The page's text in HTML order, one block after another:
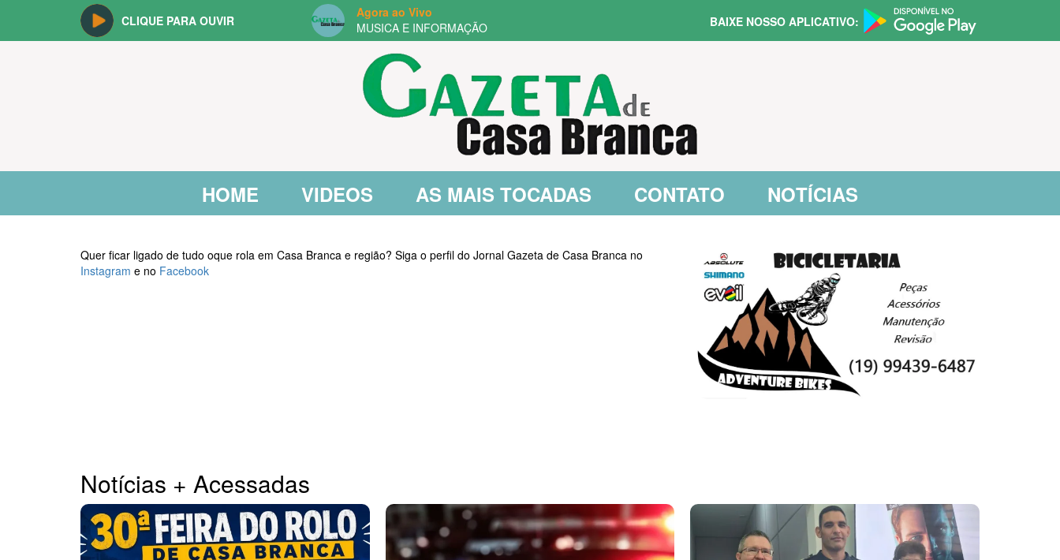
CLIQUE PARA OUVIR
Agora ao Vivo
MUSICA E INFORMAÇÃO
BAIXE NOSSO APLICATIVO:
HOME VIDEOS AS MAIS TOCADAS CONTATO NOTÍCIAS
Quer ficar ligado de tudo oque rola em Casa Branca e região? Siga o perfil do Jornal Gazeta de Casa Branca no
Instagram e no Facebook
Notícias + Acessadas